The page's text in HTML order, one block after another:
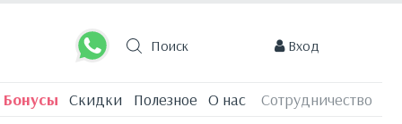
Вход
Бонусы Скидки Полезное О нас Сотрудничество